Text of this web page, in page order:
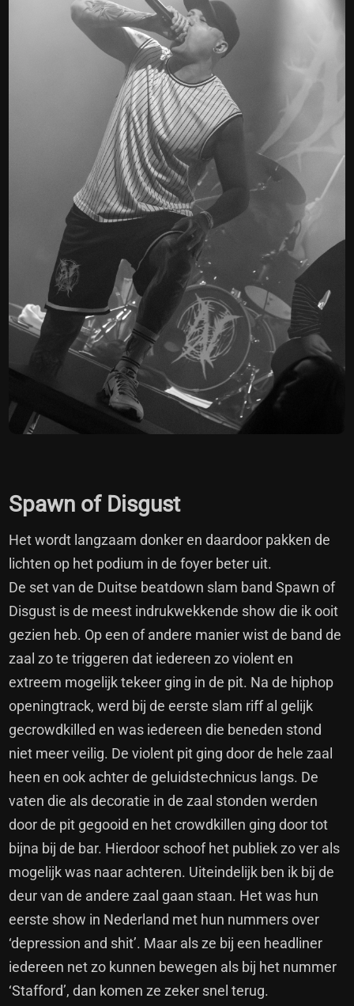
Spawn of Disgust
Het wordt langzaam donker en daardoor pakken de
lichten op het podium in de foyer beter uit.
De set van de Duitse beatdown slam band Spawn of
Disgust is de meest indrukwekkende show die ik ooit
gezien heb. Op een of andere manier wist de band de
zaal zo te triggeren dat iedereen zo violent en
extreem mogelijk tekeer ging in de pit. Na de hiphop
openingtrack, werd bij de eerste slam riff al gelijk
gecrowdkilled en was iedereen die beneden stond
niet meer veilig. De violent pit ging door de hele zaal
heen en ook achter de geluidstechnicus langs. De
vaten die als decoratie in de zaal stonden werden
door de pit gegooid en het crowdkillen ging door tot
bijna bij de bar. Hierdoor schoof het publiek zo ver als
mogelijk was naar achteren. Uiteindelijk ben ik bij de
deur van de andere zaal gaan staan. Het was hun
eerste show in Nederland met hun nummers over
‘depression and shit’. Maar als ze bij een headliner
iedereen net zo kunnen bewegen als bij het nummer
‘Stafford’, dan komen ze zeker snel terug.